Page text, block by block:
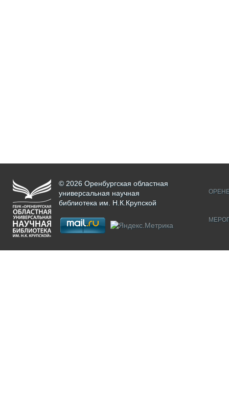
© 2026 Оренбургская областная
универсальная научная
библиотека им. Н.К.Крупской